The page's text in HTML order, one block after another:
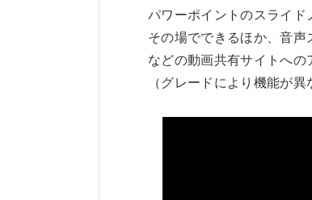
パワーポイントのスライ
その場でできるほか、音
などの動画共有サイトへの
（グレードにより機能が